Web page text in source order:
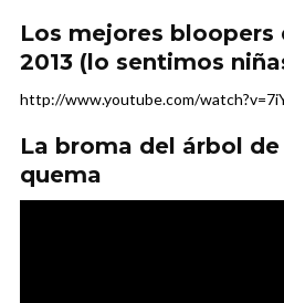
Los mejores bloopers
2013 (lo sentimos
http://www.youtube.com/
La broma del árbol
quema